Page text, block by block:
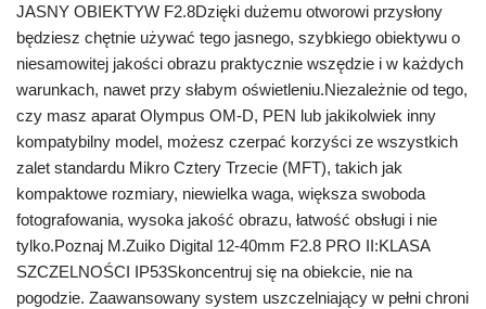
JASNY OBIEKTYW F2.8Dzięki dużemu otworowi przysłony
będziesz chętnie używać tego jasnego, szybkiego obiektywu o
niesamowitej jakości obrazu praktycznie wszędzie i w każdych
warunkach, nawet przy słabym oświetleniu.Niezależnie od tego,
czy masz aparat Olympus OM-D, PEN lub jakikolwiek inny
kompatybilny model, możesz czerpać korzyści ze wszystkich
zalet standardu Mikro Cztery Trzecie (MFT), takich jak
kompaktowe rozmiary, niewielka waga, większa swoboda
fotografowania, wysoka jakość obrazu, łatwość obsługi i nie
tylko.Poznaj M.Zuiko Digital 12-40mm F2.8 PRO II:KLASA
SZCZELNOŚCI IP53Skoncentruj się na obiekcie, nie na
pogodzie. Zaawansowany system uszczelniający w pełni chroni